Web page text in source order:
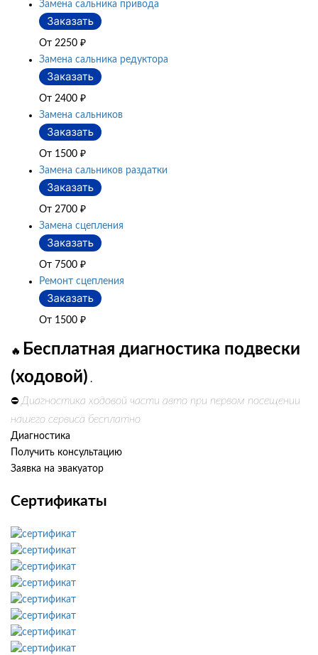
Замена сальника привода
От 2250 ₽
Замена сальника редуктора
От 2400 ₽
Замена сальников
От 1500 ₽
Замена сальников раздатки
От 2700 ₽
Замена сцепления
От 7500 ₽
Ремонт сцепления
От 1500 ₽
🔥
Бесплатная диагностика подвески
(ходовой) .
⛔ Диагностика ходовой части авто при первом посещении
нашего сервиса бесплатно
Диагностика
Получить консультацию
Заявка на эвакуатор
Сертификаты